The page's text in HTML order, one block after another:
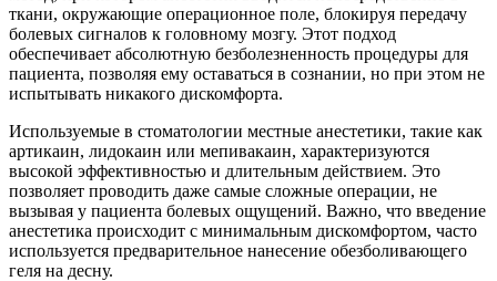
ткани, окружающие операционное поле, блокируя передачу
болевых сигналов к головному мозгу. Этот подход
обеспечивает абсолютную безболезненность процедуры для
пациента, позволяя ему оставаться в сознании, но при этом не
испытывать никакого дискомфорта.
Используемые в стоматологии местные анестетики, такие как
артикаин, лидокаин или мепивакаин, характеризуются
высокой эффективностью и длительным действием. Это
позволяет проводить даже самые сложные операции, не
вызывая у пациента болевых ощущений. Важно, что введение
анестетика происходит с минимальным дискомфортом, часто
используется предварительное нанесение обезболивающего
геля на десну.